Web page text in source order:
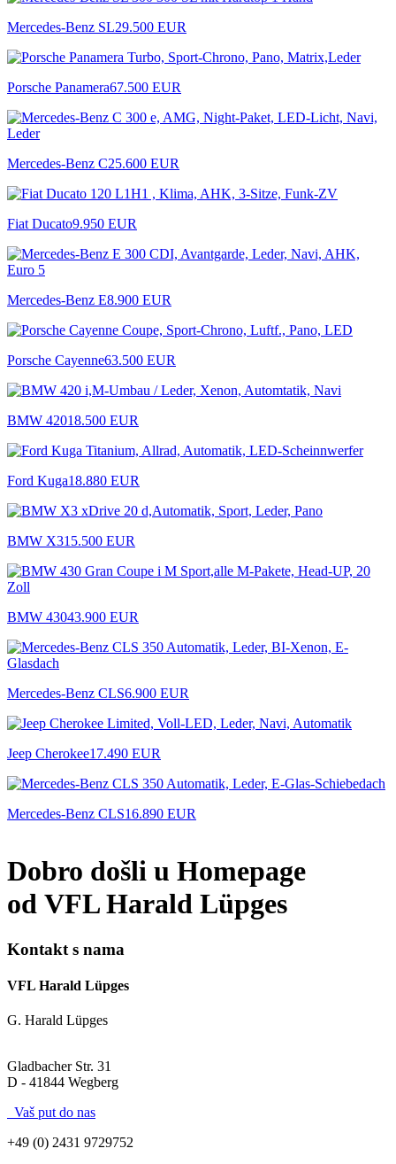
Mercedes-Benz SL29.500 EUR
Porsche Panamera67.500 EUR
Mercedes-Benz C25.600 EUR
Fiat Ducato9.950 EUR
Mercedes-Benz E8.900 EUR
Porsche Cayenne63.500 EUR
BMW 42018.500 EUR
Ford Kuga18.880 EUR
BMW X315.500 EUR
BMW 43043.900 EUR
Mercedes-Benz CLS6.900 EUR
Jeep Cherokee17.490 EUR
Mercedes-Benz CLS16.890 EUR
Dobro došli u Homepage
od VFL Harald Lüpges
Kontakt s nama
VFL Harald Lüpges
G. Harald Lüpges
Gladbacher Str. 31
D - 41844 Wegberg
Vaš put do nas
+49 (0) 2431 9729752